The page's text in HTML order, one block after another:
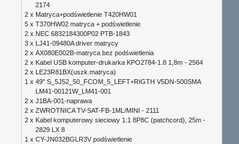
2174
2 x Matryca+podświetlenie T420HW01
5 x T370HW02 matryca + podświetlenie
2 x NEC 6832184300P02 PTB-1843
3 x
LJ41-09480A driver matrycy
2 x AX080E002B-matryca bez podświetlenia
2 x Kabel USB komputer-drukarka KPO2784-1.8 1,8m - 2564
2 x
LE23R81BX(uszk.matryca)
1 x 49" S_5J52_50_FCOM_5_LEFT+RIGTH V5DN-500SMA
LM41-00121W_LM41-001
2 x J1BA-001-naprawa
2 x ZWROTNICA TV-SAT-FB-1ML/MINI - 2111
2 x Kabel komputerowy sieciowy 1:1 8P8C (patchcord), 25m -
2829 LX 8
1 x CY-JN032BGLR3V podświetlenie